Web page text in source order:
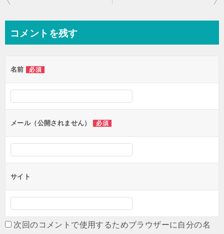
ビ
ー
シ
ョ
ン
コメントを残す
名前 必須
メール（公開されません） 必須
サイト
次回のコメントで使用するためブラウザーに自分の名